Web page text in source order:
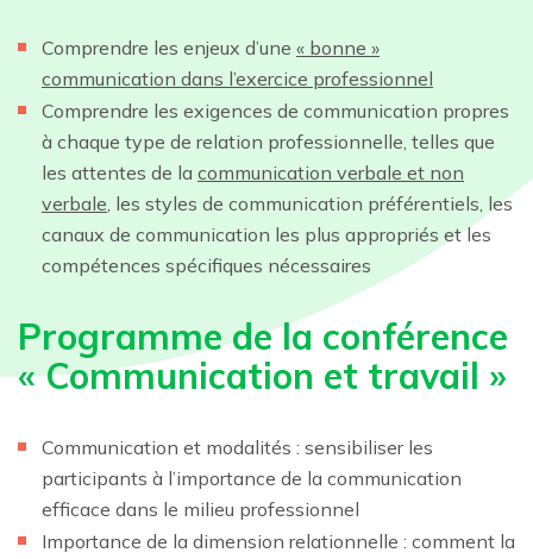
Comprendre les enjeux d’une « bonne »
communication dans l’exercice professionnel
Comprendre les exigences de communication propres
à chaque type de relation professionnelle, telles que
les attentes de la communication verbale et non
verbale , les styles de communication préférentiels, les
canaux de communication les plus appropriés et les
compétences spécifiques nécessaires
Programme de la conférence
« Communication et travail »
Communication et modalités : sensibiliser les
participants à l’importance de la communication
efficace dans le milieu professionnel
Importance de la dimension relationnelle : comment la